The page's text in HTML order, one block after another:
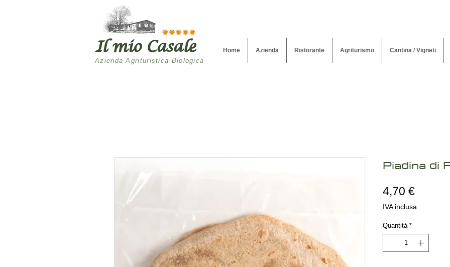
Home Azienda Ristorante Agriturismo Cantina / Vigneti
Azienda Agrituristica Biologica
Il mio Casale
Piadina di
4,70 €Prezzo
IVA inclusa
Quantità *